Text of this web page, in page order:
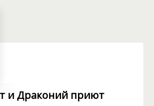
и Драконий приют